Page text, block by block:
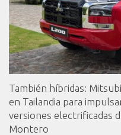
También híbridas:
en Tailandia para
versiones electrificadas
Montero